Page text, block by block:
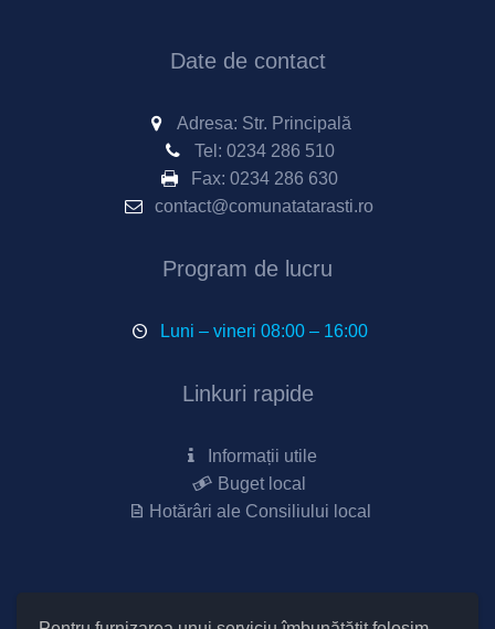
Date de contact
Adresa: Str. Principală
Tel: 0234 286 510
Fax: 0234 286 630
contact@comunatatarasti.ro
Program de lucru
Luni – vineri 08:00 – 16:00
Linkuri rapide
Informații utile
Buget local
Hotărâri ale Consiliului local